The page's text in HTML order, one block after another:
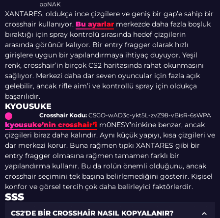
ppNAK
XANTARES, oldukça ince çizgilere ve geniş bir gap’e sahip bir
crosshair kullanıyor. Bu ayarlar merkezde daha fazla boşluk
bıraktığı için spray kontrolü sırasında hedef çizgilerin
arasında görünür kalıyor. Bir entry fragger olarak hızlı
girişlere uygun bir yapılandırmaya ihtiyaç duyuyor. Yeşil
renk, crosshair’in birçok CS2 haritasında rahat okunmasını
sağlıyor. Merkezi daha dar seven oyuncular için fazla açık
gelebilir, ancak rifle aim’i ve kontrollü spray için oldukça
başarılıdır.
KYOUSUKE
Crosshair Kodu: CSGO-wAD3c-ykt5L-zvZ98-vBisR-6sWPA
kyousuke’nin crosshair’i m0NESY’ninkine benzer, ancak
çizgileri biraz daha kalındır. Aynı küçük yapıyı, kısa çizgileri ve
dar merkezi korur. Buna rağmen tıpkı XANTARES gibi bir
entry fragger olmasına rağmen tamamen farklı bir
yapılandırma kullanır. Bu da rolün önemli olduğunu, ancak
crosshair seçimini tek başına belirlemediğini gösterir. Kişisel
konfor ve görsel tercih çok daha belirleyici faktörlerdir.
SSS
CS2'DE BIR CROSSHAIR NASIL KOPYALANIR?